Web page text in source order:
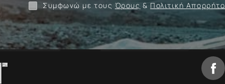
Συμφωνώ με τους Όρους & Πολιτική